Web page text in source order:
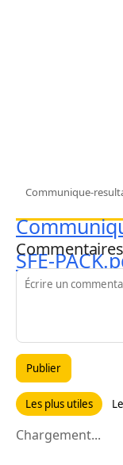
SFE-
Communique-
Commentaires
Publier
Les plus utiles
Chargement...